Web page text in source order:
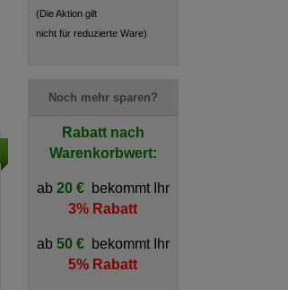
(Die Aktion gilt
nicht für reduzierte Ware)
Noch mehr sparen?
Rabatt nach
Warenkorbwert:
ab20 € bekommt Ihr
3% Rabatt
ab50 € bekommt Ihr
5% Rabatt